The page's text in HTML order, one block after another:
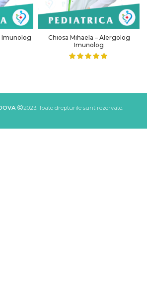
Imunolog
Chiosa Mihaela – Alergolog
Imunolog
2023. Toate drepturile sunt rezervate.